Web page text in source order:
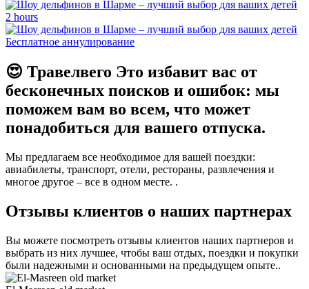
2 hours
Бесплатное аннулирование
😍 Травелвего Это избавит вас от
бесконечных поисков и ошибок: мы
поможем вам во всем, что может
понадобиться для вашего отпуска.
Мы предлагаем все необходимое для вашей поездки:
авиабилеты, транспорт, отели, рестораны, развлечения и
многое другое – все в одном месте. .
Отзывы клиентов о наших партнерах
Вы можете посмотреть отзывы клиентов наших партнеров и
выбрать из них лучшее, чтобы ваш отдых, поездки и покупки
были надежными и основанными на предыдущем опыте..